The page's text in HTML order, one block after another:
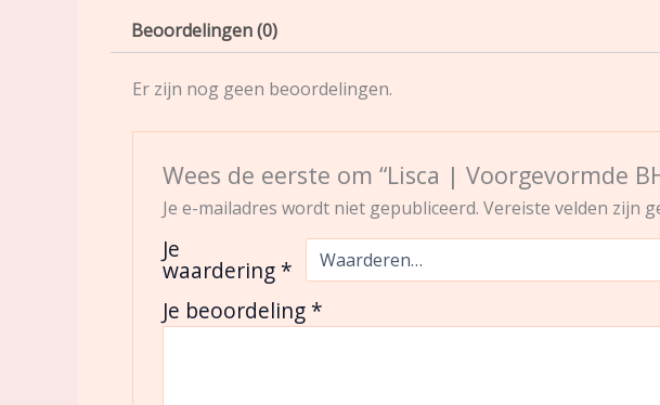
Beoordelingen (0)
Er zijn nog geen beoordelingen.
Wees de eerste om “Lisca | Voorgevormde
Je e-mailadres wordt niet gepubliceerd. Vereiste velden zijn
Je
waardering *
Je beoordeling *